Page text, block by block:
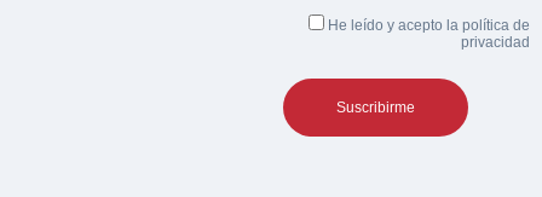
He leído y acepto la política de
privacidad